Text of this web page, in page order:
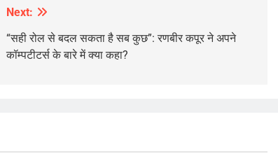
Next:
“सही रोल से बदल सकता है सब कुछ”: रणबीर कपूर ने अपने
कॉम्पटीटर्स के बारे में क्या कहा?